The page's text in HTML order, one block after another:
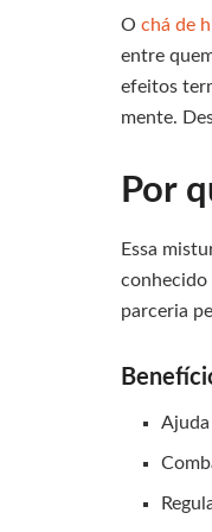
O chá de
entre
efeitos
mente.
Por
Essa
conhecido
parceria
Ajuda